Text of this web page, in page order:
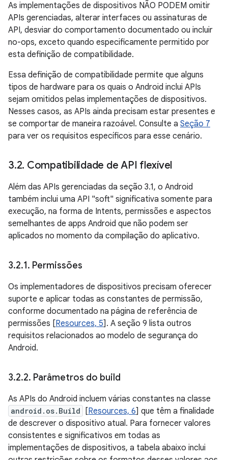
As implementações de dispositivos NÃO PODEM omitir
APIs gerenciadas, alterar interfaces ou assinaturas de
API, desviar do comportamento documentado ou incluir
no-ops, exceto quando especificamente permitido por
esta definição de compatibilidade.
Essa definição de compatibilidade permite que alguns
tipos de hardware para os quais o Android inclui APIs
sejam omitidos pelas implementações de dispositivos.
Nesses casos, as APIs ainda precisam estar presentes e
se comportar de maneira razoável. Consulte a Seção 7
para ver os requisitos específicos para esse cenário.
3.2. Compatibilidade de API flexível
Além das APIs gerenciadas da seção 3.1, o Android
também inclui uma API "soft" significativa somente para
execução, na forma de Intents, permissões e aspectos
semelhantes de apps Android que não podem ser
aplicados no momento da compilação do aplicativo.
3.2.1. Permissões
Os implementadores de dispositivos precisam oferecer
suporte e aplicar todas as constantes de permissão,
conforme documentado na página de referência de
permissões [Resources, 5]. A seção 9 lista outros
requisitos relacionados ao modelo de segurança do
Android.
3.2.2. Parâmetros do build
As APIs do Android incluem várias constantes na classe
android.os.Build [Resources, 6] que têm a finalidade
de descrever o dispositivo atual. Para fornecer valores
consistentes e significativos em todas as
implementações de dispositivos, a tabela abaixo inclui